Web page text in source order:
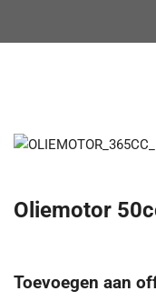
Oliemotor
Toevoegen aan